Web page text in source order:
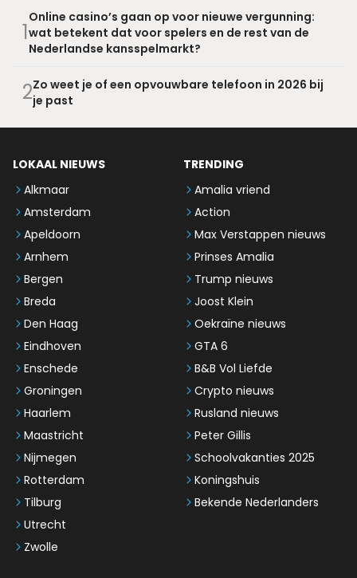
1
Online casino’s gaan op voor nieuwe vergunning:
wat betekent dat voor spelers en de rest van de
Nederlandse kansspelmarkt?
2Zo weet je of een opvouwbare telefoon in 2026 bij
je past
LOKAAL NIEUWS
Alkmaar
Amsterdam
Apeldoorn
Arnhem
Bergen
Breda
Den Haag
Eindhoven
Enschede
Groningen
Haarlem
Maastricht
Nijmegen
Rotterdam
Tilburg
Utrecht
Zwolle
TRENDING
Amalia vriend
Action
Max Verstappen nieuws
Prinses Amalia
Trump nieuws
Joost Klein
Oekraïne nieuws
GTA 6
B&B Vol Liefde
Crypto nieuws
Rusland nieuws
Peter Gillis
Schoolvakanties 2025
Koningshuis
Bekende Nederlanders